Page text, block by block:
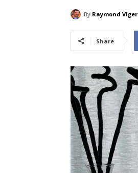
By Raymond Viger
Share